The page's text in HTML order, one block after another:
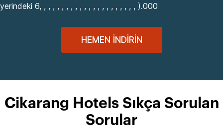
yerindeki 6, , , , , , , , , , , , , , , , , , , , , , ).000
HEMEN İNDIRIN
Cikarang Hotels Sıkça Sorulan
Sorular